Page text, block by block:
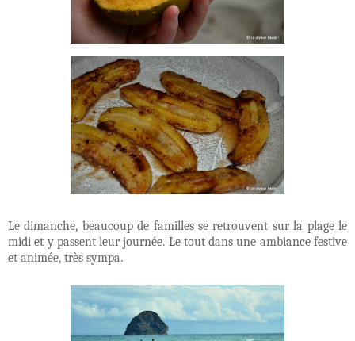
Le dimanche, beaucoup de familles se retrouvent sur la plage le
midi et y passent leur journée. Le tout dans une ambiance festive
et animée, très sympa.